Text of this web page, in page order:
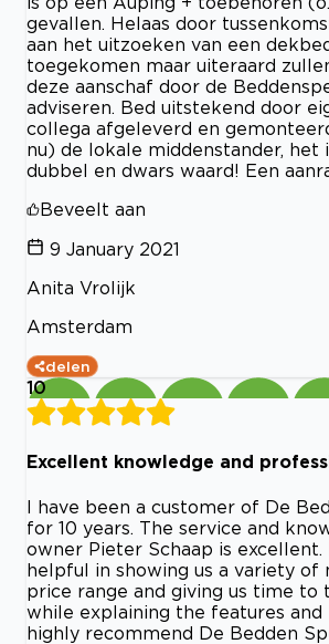
gevallen. Helaas door
aan het uitzoeken van een
toegekomen maar uiteraard
deze aanschaf door de
adviseren. Bed uitstekend door
collega afgeleverd en
nu) de lokale middenstander, het
dubbel en dwars waard! Een
Beveelt aan
9 January 2021
Anita Vrolijk
Amsterdam
delen
10
Excellent knowledge and
I have been a customer of De
for 10 years. The service and
owner Pieter Schaap is excellent.
helpful in showing us a variety of
price range and giving us time to
while explaining the features and
highly recommend De Bedden